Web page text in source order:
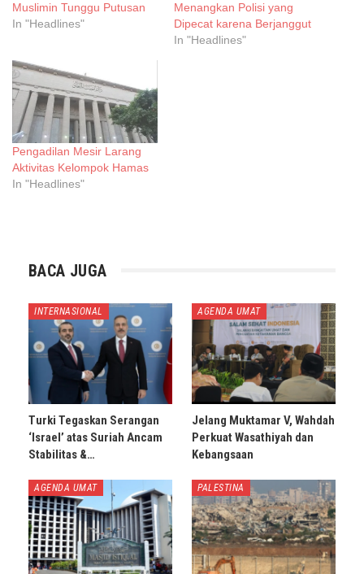
Muslimin Tunggu Putusan
In "Headlines"
Menangkan Polisi yang
Dipecat karena Berjanggut
In "Headlines"
Pengadilan Mesir Larang
Aktivitas Kelompok Hamas
In "Headlines"
BACA JUGA
INTERNASIONAL
Turki Tegaskan Serangan
‘Israel’ atas Suriah Ancam
Stabilitas &…
AGENDA UMAT
Jelang Muktamar V, Wahdah
Perkuat Wasathiyah dan
Kebangsaan
AGENDA UMAT PALESTINA